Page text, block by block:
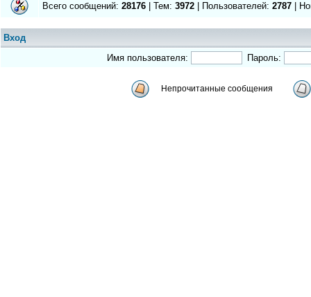
Всего сообщений: 28176 | Тем: 3972 | Пользователей: 2787 |
Вход
Имя пользователя:
Пароль:
Непрочитанные сообщения